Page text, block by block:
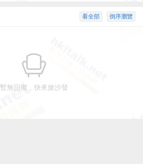
倒序瀏覽
看全部
暫無回復，快來搶沙發